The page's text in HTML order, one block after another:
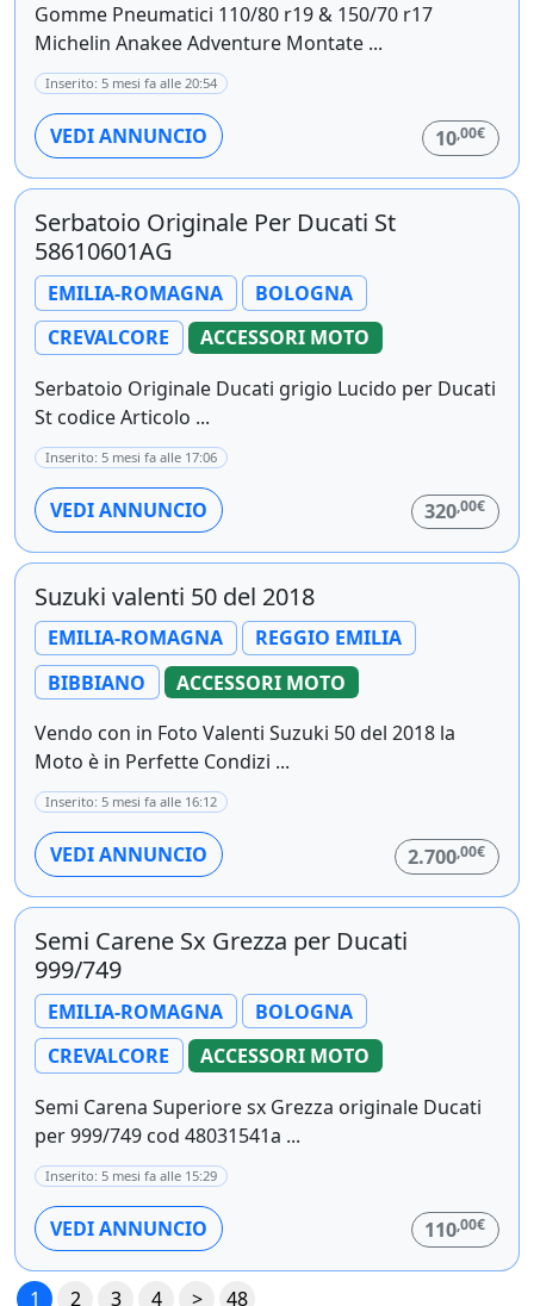
Gomme Pneumatici 110/80 r19 & 150/70 r17
Michelin Anakee Adventure Montate ...
Inserito: 5 mesi fa alle 20:54
VEDI ANNUNCIO 10,00€
Serbatoio Originale Per Ducati St
58610601AG
EMILIA-ROMAGNA
BOLOGNA
CREVALCORE
ACCESSORI MOTO
Serbatoio Originale Ducati grigio Lucido per Ducati
St codice Articolo ...
Inserito: 5 mesi fa alle 17:06
VEDI ANNUNCIO 320,00€
Suzuki valenti 50 del 2018
EMILIA-ROMAGNA
REGGIO EMILIA
BIBBIANO
ACCESSORI MOTO
Vendo con in Foto Valenti Suzuki 50 del 2018 la
Moto è in Perfette Condizi ...
Inserito: 5 mesi fa alle 16:12
VEDI ANNUNCIO 2.700,00€
Semi Carene Sx Grezza per Ducati
999/749
EMILIA-ROMAGNA
BOLOGNA
CREVALCORE
ACCESSORI MOTO
Semi Carena Superiore sx Grezza originale Ducati
per 999/749 cod 48031541a ...
Inserito: 5 mesi fa alle 15:29
VEDI ANNUNCIO 110,00€
1 2 3 4 > 48